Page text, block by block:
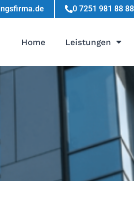
0 7251 981 88 88
Home Leistungen